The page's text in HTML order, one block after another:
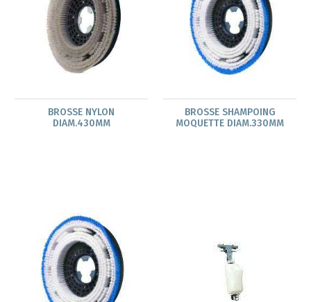
BROSSE NYLON
DIAM.430MM
BROSSE SHAMPOING
MOQUETTE DIAM.330MM